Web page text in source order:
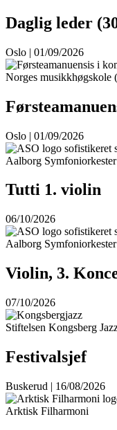
Daglig leder
Oslo | 01/09/2026
Norges musikkhøgskole
Oslo | 01/09/2026
Aalborg Symfoniorkester
Tutti 1. violin
06/10/2026
Aalborg Symfoniorkester
Violin, 3.
07/10/2026
Stiftelsen Kongsberg
Festivalsjef
Buskerud | 16/08/2026
Arktisk Filharmoni